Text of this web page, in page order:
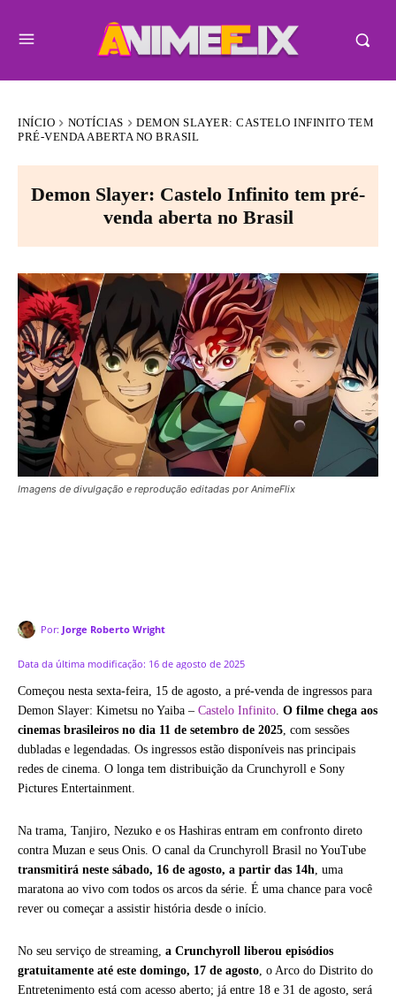
INÍCIO NOTÍCIAS
DEMON SLAYER: CASTELO INFINITO TEM
PRÉ-VENDA ABERTA NO BRASIL
Demon Slayer: Castelo Infinito tem pré-
venda aberta no Brasil
Imagens de divulgação e reprodução editadas por AnimeFlix
Por: Jorge Roberto Wright
Data da última modificação: 16 de agosto de 2025
Começou nesta sexta-feira, 15 de agosto, a pré-venda de ingressos para
Demon Slayer: Kimetsu no Yaiba – Castelo Infinito. O filme chega aos
cinemas brasileiros no dia 11 de setembro de 2025, com sessões
dubladas e legendadas. Os ingressos estão disponíveis nas principais
redes de cinema. O longa tem distribuição da Crunchyroll e Sony
Pictures Entertainment.
Na trama, Tanjiro, Nezuko e os Hashiras entram em confronto direto
contra Muzan e seus Onis. O canal da Crunchyroll Brasil no YouTube
transmitirá neste sábado, 16 de agosto, a partir das 14h, uma
maratona ao vivo com todos os arcos da série. É uma chance para você
rever ou começar a assistir história desde o início.
No seu serviço de streaming, a Crunchyroll liberou episódios
gratuitamente até este domingo, 17 de agosto, o Arco do Distrito do
Entretenimento está com acesso aberto; já entre 18 e 31 de agosto, será